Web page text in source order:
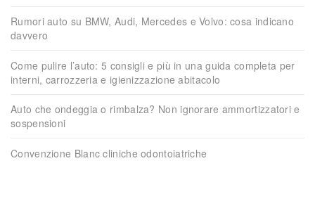
Rumori auto su BMW, Audi, Mercedes e Volvo: cosa indicano
davvero
Come pulire l’auto: 5 consigli e più in una guida completa per
interni, carrozzeria e igienizzazione abitacolo
Auto che ondeggia o rimbalza? Non ignorare ammortizzatori e
sospensioni
Convenzione Blanc cliniche odontoiatriche